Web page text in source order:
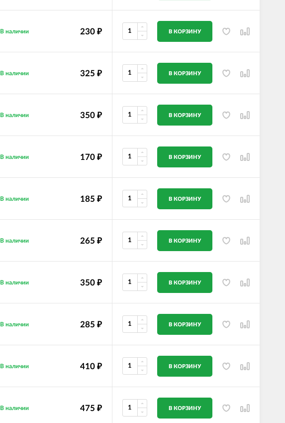
230 ₽
В наличии В КОРЗИНУ
325 ₽
В наличии В КОРЗИНУ
350 ₽
В наличии В КОРЗИНУ
170 ₽
В наличии В КОРЗИНУ
185 ₽
В наличии В КОРЗИНУ
265 ₽
В наличии В КОРЗИНУ
350 ₽
В наличии В КОРЗИНУ
285 ₽
В наличии В КОРЗИНУ
410 ₽
В наличии В КОРЗИНУ
475 ₽
В наличии В КОРЗИНУ